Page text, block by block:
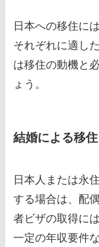
日本への移住に
それぞれに適し
は移住の動機と
ょう。
結婚による移住
日本人または永
する場合は、配
者ビザの取得に
一定の年収要件